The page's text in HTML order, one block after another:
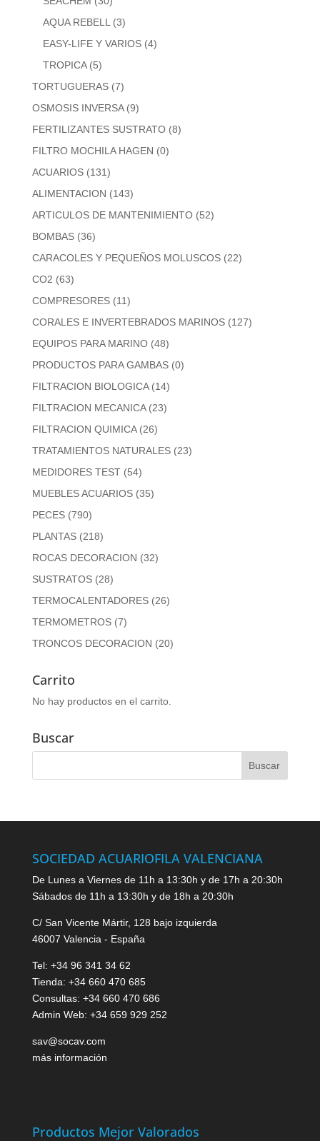
AQUA REBELL (3)
EASY-LIFE Y VARIOS (4)
TROPICA (5)
TORTUGUERAS (7)
OSMOSIS INVERSA (9)
FERTILIZANTES SUSTRATO (8)
FILTRO MOCHILA HAGEN (0)
ACUARIOS (131)
ALIMENTACION (143)
ARTICULOS DE MANTENIMIENTO (52)
BOMBAS (36)
CARACOLES Y PEQUEÑOS MOLUSCOS (22)
CO2 (63)
COMPRESORES (11)
CORALES E INVERTEBRADOS MARINOS (127)
EQUIPOS PARA MARINO (48)
PRODUCTOS PARA GAMBAS (0)
FILTRACION BIOLOGICA (14)
FILTRACION MECANICA (23)
FILTRACION QUIMICA (26)
TRATAMIENTOS NATURALES (23)
MEDIDORES TEST (54)
MUEBLES ACUARIOS (35)
PECES (790)
PLANTAS (218)
ROCAS DECORACION (32)
SUSTRATOS (28)
TERMOCALENTADORES (26)
TERMOMETROS (7)
TRONCOS DECORACION (20)
Carrito
No hay productos en el carrito.
Buscar
SOCIEDAD ACUARIOFILA VALENCIANA
De Lunes a Viernes de 11h a 13:30h y de 17h a 20:30h
Sábados de 11h a 13:30h y de 18h a 20:30h
C/ San Vicente Mártir, 128 bajo izquierda
46007 Valencia - España
Tel: +34 96 341 34 62
Tienda: +34 660 470 685
Consultas: +34 660 470 686
Admin Web: +34 659 929 252
sav@socav.com
más información
Productos Mejor Valorados